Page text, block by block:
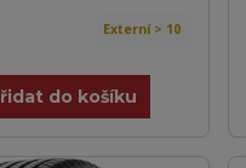
Externí > 10
do košíku